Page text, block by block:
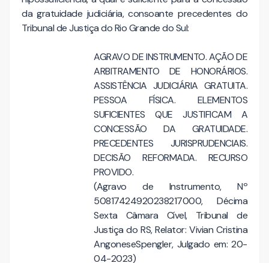
da gratuidade judiciária, consoante precedentes do
Tribunal de Justiça do Rio Grande do Sul:
AGRAVO DE INSTRUMENTO. AÇÃO DE
ARBITRAMENTO DE HONORÁRIOS.
ASSISTÊNCIA JUDICIÁRIA GRATUITA.
PESSOA FÍSICA. ELEMENTOS
SUFICIENTES QUE JUSTIFICAM A
CONCESSÃO DA GRATUIDADE.
PRECEDENTES JURISPRUDENCIAIS.
DECISÃO REFORMADA. RECURSO
PROVIDO.
(Agravo de Instrumento, Nº
50817424920238217000, Décima
Sexta Câmara Cível, Tribunal de
Justiça do RS, Relator: Vivian Cristina
AngoneseSpengler, Julgado em: 20-
04-2023)